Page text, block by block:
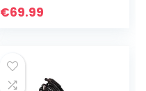
Elektrische Gitaar
€69.99